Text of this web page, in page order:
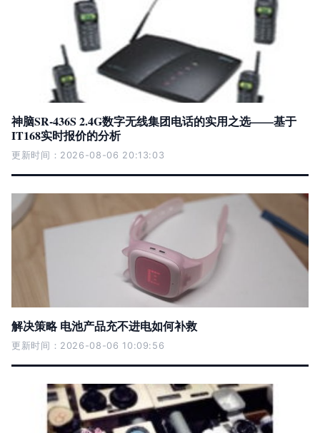
神脑SR-436S 2.4G数字无线集团电话的实用之选——基于
IT168实时报价的分析
更新时间：2026-08-06 20:13:03
解决策略 电池产品充不进电如何补救
更新时间：2026-08-06 10:09:56